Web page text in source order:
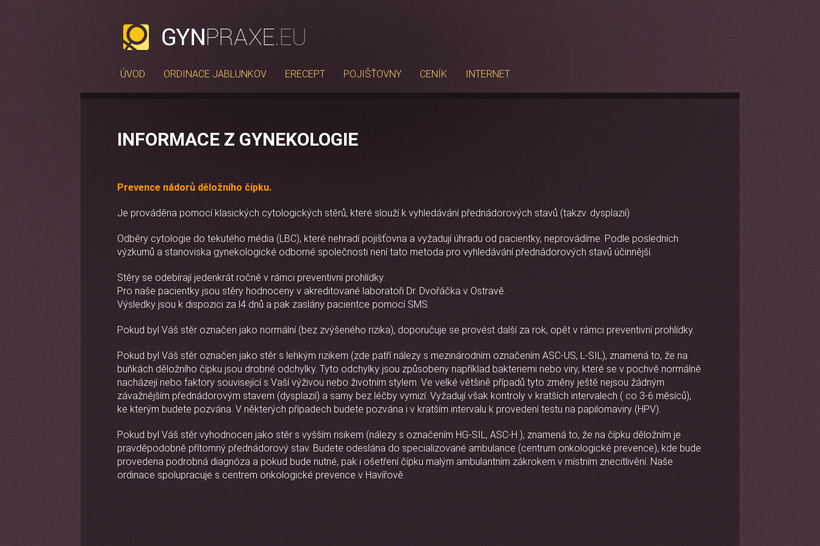
ÚVOD ORDINACE JABLUNKOV ERECEPT POJIŠŤOVNY CENÍK INTERNET
INFORMACE Z GYNEKOLOGIE
Prevence nádorů děložního čípku.
Je prováděna pomocí klasických cytologických stěrů, které slouží k vyhledávání přednádorových stavů (takzv. dysplazií)
Odběry cytologie do tekutého média (LBC), které nehradí pojišťovna a vyžadují úhradu od pacientky, neprovádíme. Podle posledních
výzkumů a stanoviska gynekologické odborné společnosti není tato metoda pro vyhledávání přednádorových stavů účinnější.
Stěry se odebírají jedenkrát ročně v rámci preventivní prohlídky.
Pro naše pacientky jsou stěry hodnoceny v akreditované laboratoři Dr. Dvořáčka v Ostravě.
Výsledky jsou k dispozici za l4 dnů a pak zaslány pacientce pomocí SMS.
Pokud byl Váš stěr označen jako normální (bez zvýšeného rizika), doporučuje se provést další za rok, opět v rámci preventivní prohlídky.
Pokud byl Váš stěr označen jako stěr s lehkým rizikem (zde patří nálezy s mezinárodním označením ASC-US, L-SIL), znamená to, že na
buňkách děložního čípku jsou drobné odchylky. Tyto odchylky jsou způsobeny například bakteriemi nebo viry, které se v pochvě normálně
nacházejí nebo faktory související s Vaší výživou nebo životním stylem. Ve velké většině případů tyto změny ještě nejsou žádným
závažnějším přednádorovým stavem (dysplazií) a samy bez léčby vymizí. Vyžadují však kontroly v kratších intervalech ( co 3-6 měsíců),
ke kterým budete pozvána. V některých případech budete pozvána i v kratším intervalu k provedení testu na papilomaviry (HPV).
Pokud byl Váš stěr vyhodnocen jako stěr s vyšším risikem (nálezy s označením HG-SIL, ASC-H ), znamená to, že na čípku děložním je
pravděpodobně přítomný přednádorový stav. Budete odeslána do specializované ambulance (centrum onkologické prevence), kde bude
provedena podrobná diagnóza a pokud bude nutné, pak i ošetření čípku malým ambulantním zákrokem v místním znecitlivění. Naše
ordinace spolupracuje s centrem onkologické prevence v Havířově.